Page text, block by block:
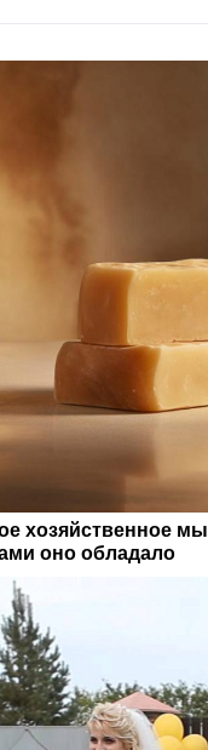
хозяйственное
оно обладало